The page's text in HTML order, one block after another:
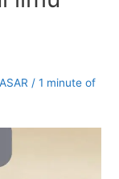
/ 1 minute of